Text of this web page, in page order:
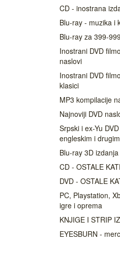
CD - inostrana
Blu-ray - muzika i
Blu-ray za 399-
Inostrani DVD
naslovi
Inostrani DVD
klasici
MP3 kompilacije
Najnoviji DVD
Srpski i ex-Yu
engleskim i
Blu-ray 3D izdanja
CD - OSTALE
DVD - OSTALE
PC, Playstation,
igre i oprema
KNJIGE I STRIP
EYESBURN -